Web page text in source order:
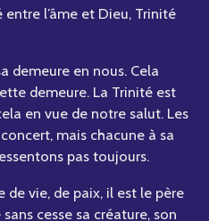
entre l’âme et Dieu, Trinité
demeure en nous. Cela
demeure. La Trinité est
en vue de notre salut. Les
mais chacune à sa
pas toujours.
de vie, de paix, il est le père
cesse sa créature, son